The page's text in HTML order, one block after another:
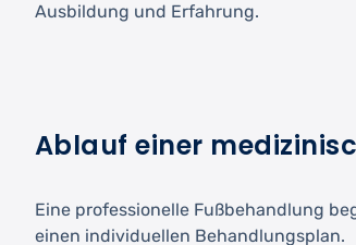
Ausbildung und Erfahrung.
Ablauf einer
Eine professionelle Fußbehandlung
einen individuellen Behandlungsplan.